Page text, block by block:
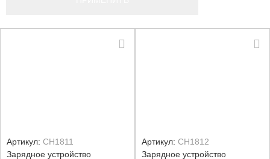
Артикул: CH1811
Зарядное устройство
Артикул: CH1812
Зарядное устройство